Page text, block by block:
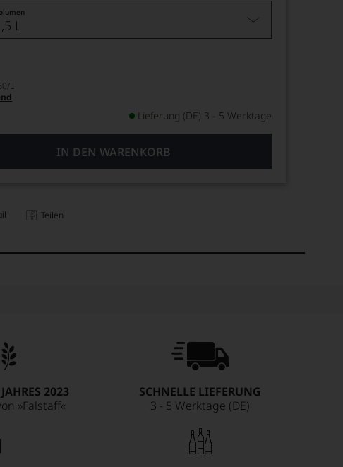
L
/L
Lieferung (DE) 3 - 5 Werktage
IN DEN WARENKORB
Teilen
2023
»Falstaff«
SCHNELLE LIEFERUNG
3 - 5 Werktage (DE)